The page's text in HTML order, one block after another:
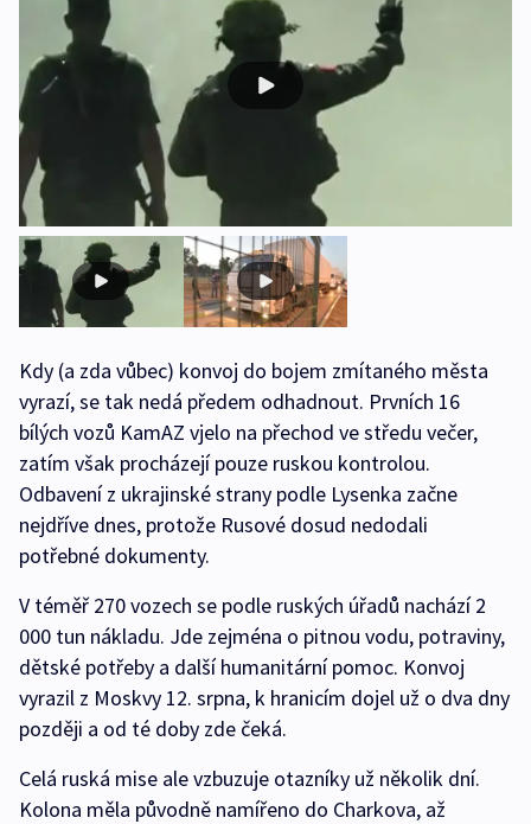
Kdy (a zda vůbec) konvoj do bojem zmítaného města
vyrazí, se tak nedá předem odhadnout. Prvních 16
bílých vozů KamAZ vjelo na přechod ve středu večer,
zatím však procházejí pouze ruskou kontrolou.
Odbavení z ukrajinské strany podle Lysenka začne
nejdříve dnes, protože Rusové dosud nedodali
potřebné dokumenty.
V téměř 270 vozech se podle ruských úřadů nachází 2
000 tun nákladu. Jde zejména o pitnou vodu, potraviny,
dětské potřeby a další humanitární pomoc. Konvoj
vyrazil z Moskvy 12. srpna, k hranicím dojel už o dva dny
později a od té doby zde čeká.
Celá ruská mise ale vzbuzuje otazníky už několik dní.
Kolona měla původně namířeno do Charkova, až